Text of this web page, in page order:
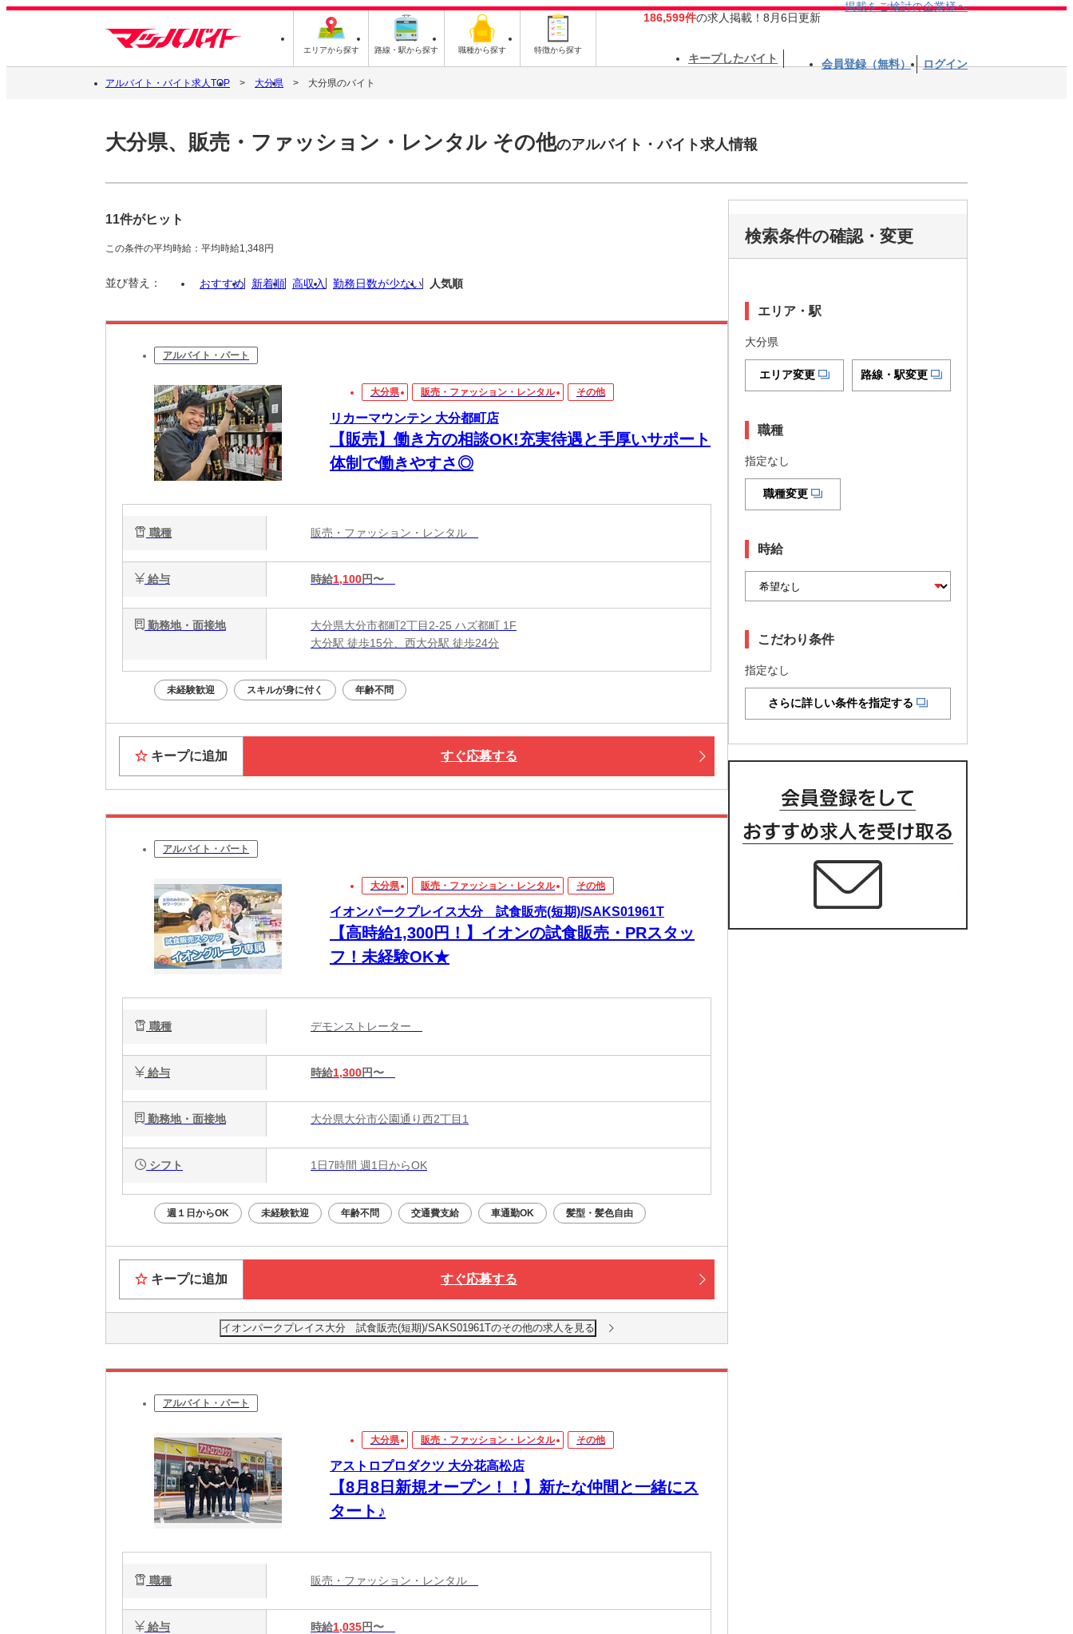
エリアから探す 路線・駅から探す 職種から探す 特徴から探す
186,599件の求人掲載！8月6日更新
掲載をご検討の企業様へ
キープしたバイト 会員登録（無料） ログイン
アルバイト・バイト求人TOP 大分県 大分県のバイト
大分県、販売・ファッション・レンタル その他のアルバイト・バイト求人情報
11件がヒット
この条件の平均時給：平均時給1,348円
並び替え： おすすめ 新着順 高収入 勤務日数が少ない 人気順
アルバイト・パート
大分県 販売・ファッション・レンタル その他
リカーマウンテン 大分都町店
【販売】働き方の相談OK!充実待遇と手厚いサポート
体制で働きやすさ◎
職種 販売・ファッション・レンタル
給与 時給1,100円〜
勤務地・面接地
大分県大分市都町2丁目2-25 ハズ都町 1F
大分駅 徒歩15分、西大分駅 徒歩24分
未経験歓迎 スキルが身に付く 年齢不問
キープに追加 すぐ応募する
アルバイト・パート
大分県 販売・ファッション・レンタル その他
イオンパークプレイス大分 試食販売(短期)/SAKS01961T
【高時給1,300円！】イオンの試食販売・PRスタッ
フ！未経験OK★
職種 デモンストレーター
給与 時給1,300円〜
勤務地・面接地 大分県大分市公園通り西2丁目1
シフト 1日7時間 週1日からOK
週１日からOK 未経験歓迎 年齢不問 交通費支給 車通勤OK 髪型・髪色自由
キープに追加 すぐ応募する
イオンパークプレイス大分 試食販売(短期)/SAKS01961Tのその他の求人を見る
アルバイト・パート
大分県 販売・ファッション・レンタル その他
アストロプロダクツ 大分花高松店
【8月8日新規オープン！！】新たな仲間と一緒にス
タート♪
職種 販売・ファッション・レンタル
給与 時給1,035円〜
検索条件の確認・変更
エリア・駅
大分県
エリア変更 路線・駅変更
職種
指定なし
職種変更
時給
こだわり条件
指定なし
さらに詳しい条件を指定する